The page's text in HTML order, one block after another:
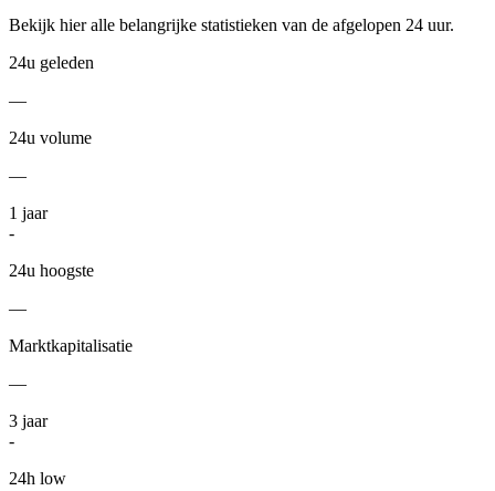
Bekijk hier alle belangrijke statistieken van de afgelopen 24 uur.
24u geleden
—
24u volume
—
1 jaar
-
24u hoogste
—
Marktkapitalisatie
—
3 jaar
-
24h low